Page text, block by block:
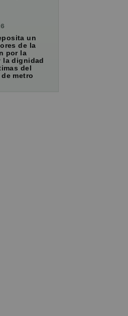
un
de la
por la
la dignidad
del
metro